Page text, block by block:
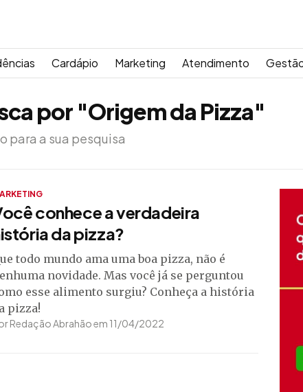
Cardápio Marketing Atendimento
por "Origem da Pizza"
para a sua pesquisa
conhece a verdadeira
da pizza?
todo mundo ama uma boa pizza, não é
novidade. Mas você já se perguntou
esse alimento surgiu? Conheça a história
pizza!
Redação Abrahão em 11/04/2022